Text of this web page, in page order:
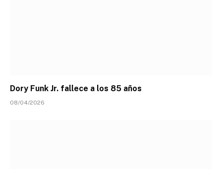
Dory Funk Jr. fallece a los 85 años
08/04/2026